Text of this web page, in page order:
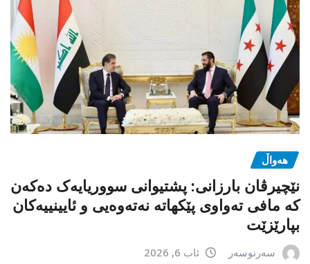
هەواڵ
نێچیرڤان بارزانی: پشتیوانی سووریایەک دەکەن
کە مافی تەواوی پێکهاتە نەتەوەیی و ئایینییەکان
بپارێزێت
سەرنوسەر ئاب 6, 2026